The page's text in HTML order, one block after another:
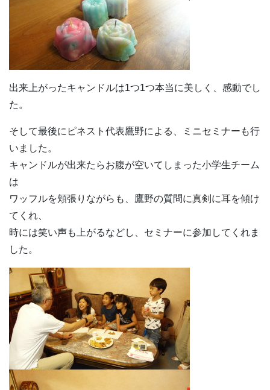
出来上がったキャンドルは1つ1つ本当に美しく、感動でし
た。
そして最後にピネスト代表鷹野による、ミニセミナーも行
いました。
キャンドルが出来たらお腹が空いてしまった小学生チーム
は
ワッフルを頬張りながらも、鷹野の質問に真剣に耳を傾け
てくれ、
時には笑い声も上がるなどし、セミナーに参加してくれま
した。